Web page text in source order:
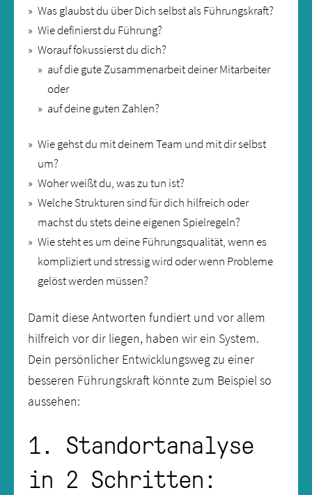
Was glaubst du über Dich selbst als Führungskraft?
Wie definierst du Führung?
Worauf fokussierst du dich?
auf die gute Zusammenarbeit deiner Mitarbeiter
oder
auf deine guten Zahlen?
Wie gehst du mit deinem Team und mit dir selbst
um?
Woher weißt du, was zu tun ist?
Welche Strukturen sind für dich hilfreich oder
machst du stets deine eigenen Spielregeln?
Wie steht es um deine Führungsqualität, wenn es
kompliziert und stressig wird oder wenn Probleme
gelöst werden müssen?
Damit diese Antworten fundiert und vor allem
hilfreich vor dir liegen, haben wir ein System.
Dein persönlicher Entwicklungsweg zu einer
besseren Führungskraft könnte zum Beispiel so
aussehen:
1. Standortanalyse
in 2 Schritten: